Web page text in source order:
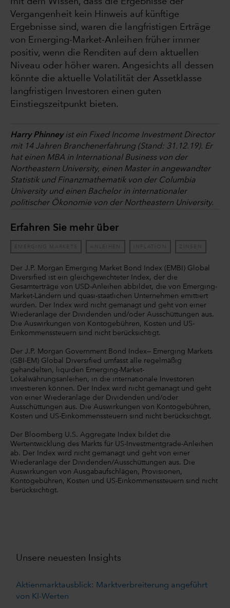
Vergangenheit kein Hinweis auf künftige
Ergebnisse sind, waren die langfristigen Erträge
von Emerging-Market-Anleihen früher immer
positiv, wenn die Renditen auf dem aktuellen
Niveau oder höher waren. Angesichts all dessen
könnte die aktuelle Volatilität der Assetklasse
langfristigen Investoren einen guten
Einstiegszeitpunkt bieten.
Harry Phinneyist ein Fixed Income Investment Director
mit 14 Jahren Branchenerfahrung (Stand: 31.12.19). Er
hat einen MBA in International Business von der
Northeastern University, einen Master in angewandter
Statistik und Finanzmathematik von der Columbia
University und einen Bachelor in internationaler
politischer Ökonomie von der Northeastern University.
Erfahren Sie mehr über
EMERGING MARKETS ANLEIHEN INFLATION ZINSEN
Der J.P. Morgan Emerging Market Bond Index (EMBI) Global
Diversified ist ein gleichgewichteter Index, der die
Gesamterträge von USD-Anleihen abbildet, die von Emerging-
Market-Ländern und quasi-staatlichen Unternehmen emittiert
wurden. Der Index wird nicht gemanagt und geht von einer
Wiederanlage der Dividenden und/oder Ausschüttungen aus.
Die Auswirkungen von Kontogebühren, Kosten und US-
Einkommenssteuern sind nicht berücksichtigt.
Der J.P. Morgan Government Bond Index— Emerging Markets
(GBI-EM) Global Diversified umfasst alle regelmäßig
gehandelten, liquiden Emerging-Market-
Lokalwährungsanleihen, in die internationale Investoren
investieren können. Der Index wird nicht gemanagt und geht
von einer Wiederanlage der Dividenden und/oder
Ausschüttungen aus. Die Auswirkungen von Kontogebühren,
Kosten und US-Einkommenssteuern sind nicht berücksichtigt.
Der Bloomberg U.S. Aggregate Index bildet die
Wertentwicklung des Markts für US-Investmentgrade-Anleihen
ab. Der Index wird nicht gemanagt und geht von einer
Wiederanlage der Dividenden/Ausschüttungen aus. Die
Auswirkungen von Ausgabaufschlägen, Provisionen,
Kontogebühren, Kosten und US-Einkommenssteuern sind nicht
berücksichtigt.
Unsere neuesten Insights
Aktienmarktausblick: Marktverbreiterung angeführt
von KI-Werten